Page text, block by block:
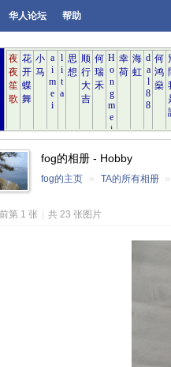
华人论坛 帮助
fog的相册 - Hobby
fog的主页 » TA的所有相册 »
第 1 张 共 23 张图片